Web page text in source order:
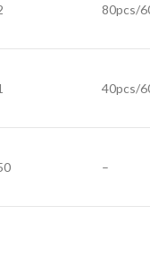
80pcs/
40pcs/
–